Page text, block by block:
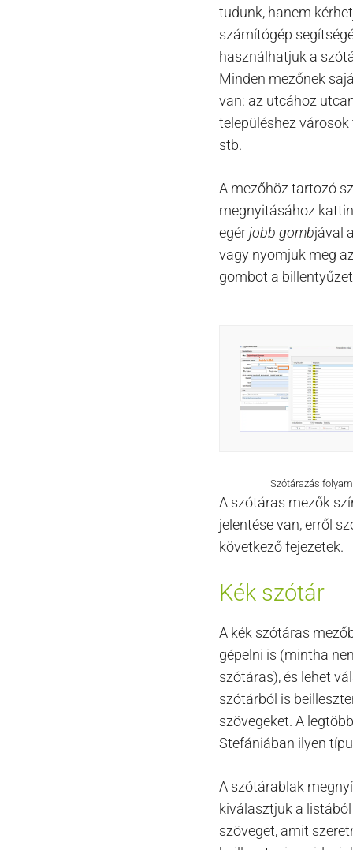
tudunk, hanem
számítógép
használhatjuk a
Minden mezőnek
van: az utcához
településhez
stb.
A mezőhöz tartozó
megnyitásához
egérjobb gombjával
vagy nyomjuk meg
gombot a
Szótárazás
A szótáras mezők
jelentése van, erről
következő fejezetek.
Kék szótár
A kék szótáras
gépelni is (mintha
szótáras), és lehet
szótárból is
szövegeket. A
Stefániában ilyen
A szótárablak
kiválasztjuk a
szöveget, amit